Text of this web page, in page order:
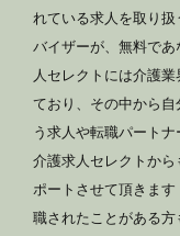
れている求人を取り
バイザーが、無料で
人セレクトには介護
ており、その中から
う求人や転職パート
介護求人セレクトか
ポートさせて頂きま
職されたことがある